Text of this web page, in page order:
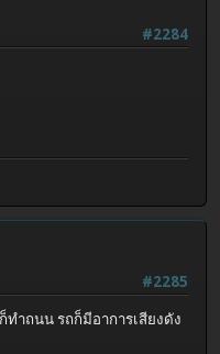
#2284
#2285
ำถนน รถก็มีอาการเสียงดัง